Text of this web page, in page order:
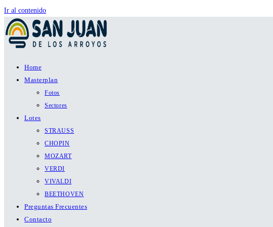
Ir al contenido
Home
Masterplan
Fotos
Sectores
Lotes
STRAUSS
CHOPIN
MOZART
VERDI
VIVALDI
BEETHOVEN
Preguntas Frecuentes
Contacto